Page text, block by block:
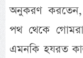
অনুকরণ
পথ থেকে
এমনকি হযরত